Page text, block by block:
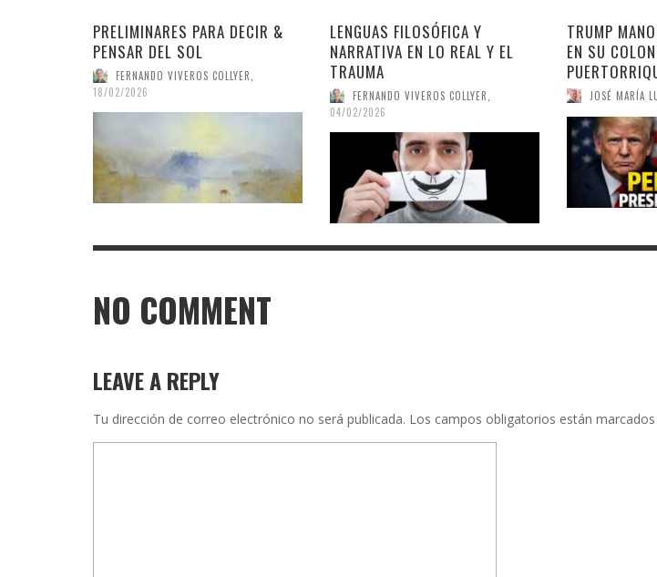
PRELIMINARES PARA DECIR &
PENSAR DEL SOL
FERNANDO VIVEROS COLLYER
18/02/2026
LENGUAS FILOSÓFICA Y
NARRATIVA EN LO REAL Y EL
TRAUMA
FERNANDO VIVEROS COLLYER
04/02/2026
TRUMP
EN SU
JOSÉ MARÍA
NO COMMENT
LEAVE A REPLY
Tu dirección de correo electrónico no será publicada. Los campos obligatorios están